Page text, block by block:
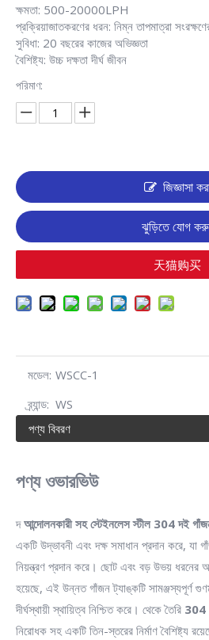
ক্ষমতা: 500-20000LPH
প্রক্রিয়াজাতকরণের ধরন: নিম্ন তাপমাত্রা
সুবিধা: 20 বছরের কাজের অভিজ্ঞতা
বৈশিষ্ট্য: উচ্চ দক্ষতা দীর্ঘ জীবন
পরিমাণ:
জিজ্ঞাসা
ঝুড়িতে যোগ
天猫购买
মডেল: WSCC-1
ব্র্যান্ড: WS
পণ্য বিবরণ
পণ্য ওভারভিউ
দআন্দোলনকারী সহ স্টেইনলেস স্টীল 304 দই
একটি উদ্ভাবনী এবং দক্ষ সমাধান প্রদান করে, যা
নিয়ন্ত্রণ প্রদান করে। ছোট এবং বড় উভয় ধরনের
হয়েছে, এই উন্নত গাঁজন ট্যাঙ্কটি সামঞ্জস্যপূর্ণ
দীর্ঘস্থায়ী স্থায়িত্ব নিশ্চিত করে। থেকে তৈরি 304
নিরোধক সহ একটি তিন-স্তরের নির্মাণ বৈশিষ্ট্য